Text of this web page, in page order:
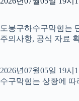
도봉구하수구막힘는
주의사항, 공식 자료
2026년07월05일 19
수구막힘는 상황에